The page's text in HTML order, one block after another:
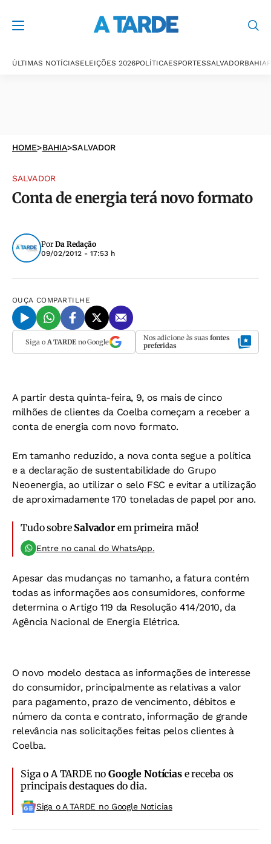
ÚLTIMAS NOTÍCIASELEIÇÕES 2026POLÍTICAESPORTESSALVADORBAHIA
HOME>BAHIA>SALVADOR
SALVADOR
Conta de energia terá novo formato
Por Da Redação
09/02/2012 - 17:53 h
OUÇA COMPARTILHE
Siga o A TARDEno Google Nos adicione às suas fontes
preferidas
A partir desta quinta-feira, 9, os mais de cinco
milhões de clientes da Coelba começam a receber a
conta de energia com novo formato.
Em tamanho reduzido, a nova conta segue a política
e a declaração de sustentabilidade do Grupo
Neoenergia, ao utilizar o selo FSC e evitar a utilização
de aproximadamente 170 toneladas de papel por ano.
Tudo sobre Salvadorem primeira mão!
Entre no canal do WhatsApp.
Apesar das mudanças no tamanho, a fatura contém
todas as informações aos consumidores, conforme
determina o Artigo 119 da Resolução 414/2010, da
Agência Nacional de Energia Elétrica.
O novo modelo destaca as informações de interesse
do consumidor, principalmente as relativas a valor
para pagamento, prazo de vencimento, débitos e
número da conta e contrato, informação de grande
relevância nas solicitações feitas pelos clientes à
Coelba.
Siga o A TARDE noGoogle Notíciase receba os
principais destaques do dia.
Siga o A TARDE no Google Noticias